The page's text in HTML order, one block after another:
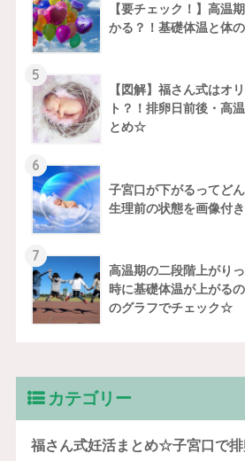
【要チェック！】高温
かる？！基礎体温と体
5
【図解】福さん式はオ
ト？！排卵日前後・高
とめ☆
6
子宮口が下がるってど
生理前の状態を画像付
7
高温期の二段階上がり
時に基礎体温が上がる
のグラフでチェック☆
カテゴリー
福さん式妊活まとめ☆子宮口で